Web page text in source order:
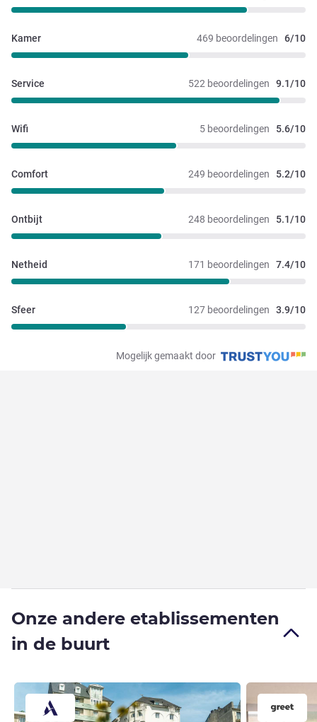
469 beoordelingen 6/10
Kamer
522 beoordelingen 9.1/10
Service
5 beoordelingen 5.6/10
Wifi
249 beoordelingen 5.2/10
Comfort
248 beoordelingen 5.1/10
Ontbijt
171 beoordelingen 7.4/10
Netheid
127 beoordelingen 3.9/10
Sfeer
Mogelijk gemaakt door
Onze andere etablissementen
in de buurt